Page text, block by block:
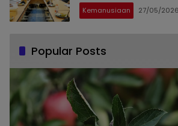
Kemanusiaan 27/05/2026
Popular Posts